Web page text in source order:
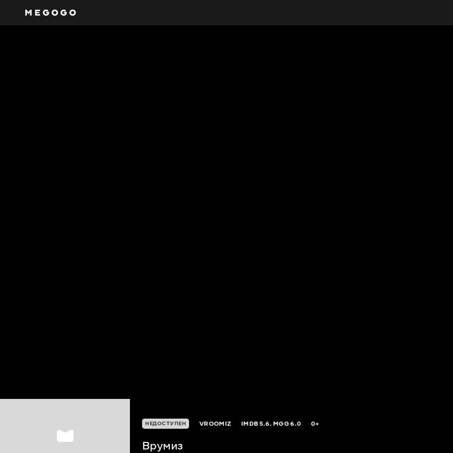
НЕДОСТУПЕН VROOMIZ IMDB5.6, MGG6.0 0+
Врумиз